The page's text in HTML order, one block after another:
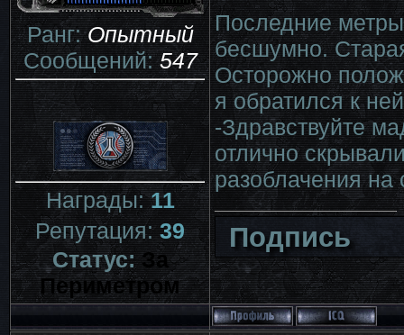
Ранг:Опытный
Сообщений:547
Награды:11
Репутация:39
Статус:За
Периметром
Последние
бесшумно.
Осторожно
я обратился к
-Здравствуйте
отлично
разоблачения на
Подпись